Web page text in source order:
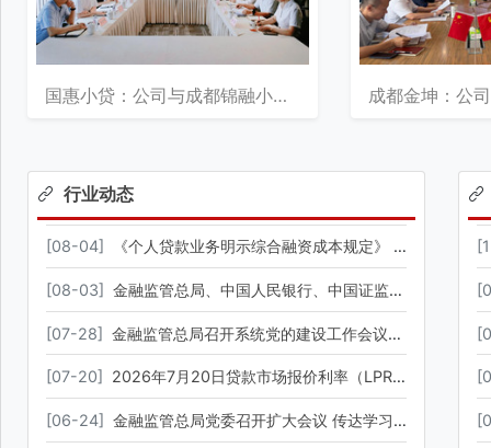
国惠小贷：公司与成都锦融小额贷款有限公司开展座谈调研
行业动态
[08-04] 《个人贷款业务明示综合融资成本规定》 8月1日起实施
[08-03] 金融监管总局、中国人民银行、中国证监会、财政部联合发布《关于健全金融机构治理的实施意见》
[07-28] 金融监管总局召开系统党的建设工作会议暨2026年年中工作会议
[07-20] 2026年7月20日贷款市场报价利率（LPR）
[06-24] 金融监管总局党委召开扩大会议 传达学习全国党建工作座谈会精神
[
[
[
[
[